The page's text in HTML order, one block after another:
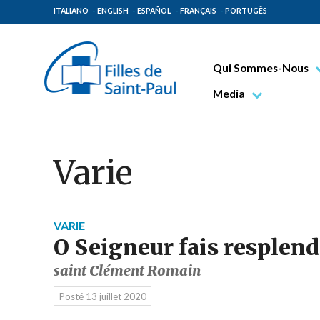
ITALIANO ENGLISH ESPAÑOL FRANÇAIS PORTUGÊS
Qui Sommes-Nous
Bienheureux Jacques
Famille Paulinienne
Media
Varie
VARIE
O Seigneur fais
saint Clément Romain
Posté 13 juillet 2020